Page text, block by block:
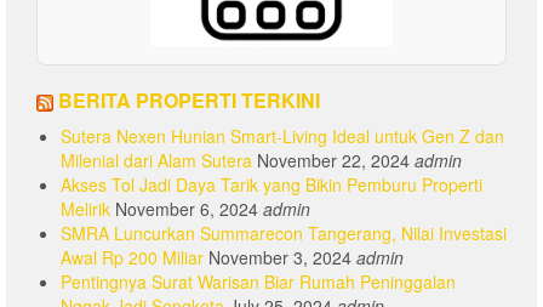
BERITA PROPERTI TERKINI
Sutera Nexen Hunian Smart-Living Ideal untuk Gen Z dan
Milenial dari Alam Sutera November 22, 2024 admin
Akses Tol Jadi Daya Tarik yang Bikin Pemburu Properti
Melirik November 6, 2024 admin
SMRA Luncurkan Summarecon Tangerang, Nilai Investasi
Awal Rp 200 Miliar November 3, 2024 admin
Pentingnya Surat Warisan Biar Rumah Peninggalan